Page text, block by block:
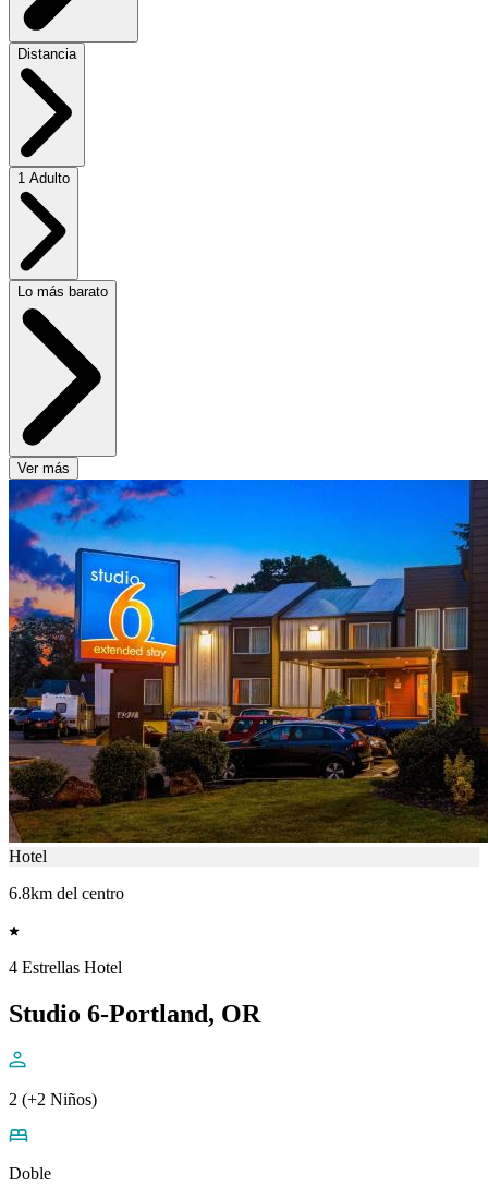
Distancia
1 Adulto
Lo más barato
Ver más
Hotel
6.8km del centro
4 Estrellas Hotel
Studio 6-Portland, OR
2 (+2 Niños)
Doble